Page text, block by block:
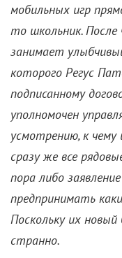
мобильных игр
то школьник. После
занимает
которого Регус
подписанному
уполномочен
усмотрению, к
сразу же все
пора либо
предпринимать
Поскольку их
странно.